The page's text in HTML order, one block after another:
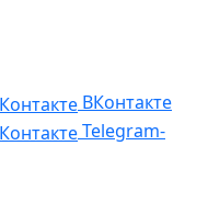
ВКонтакте
Telegram-